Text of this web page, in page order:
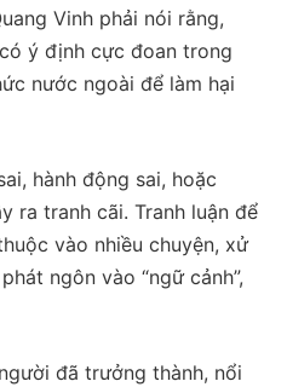
Vinh phải nói rằng,
ý định cực đoan trong
nước ngoài để làm hại
hành động sai, hoặc
ra tranh cãi. Tranh luận để
vào nhiều chuyện, xử
ngôn vào “ngữ cảnh”,
đã trưởng thành, nổi